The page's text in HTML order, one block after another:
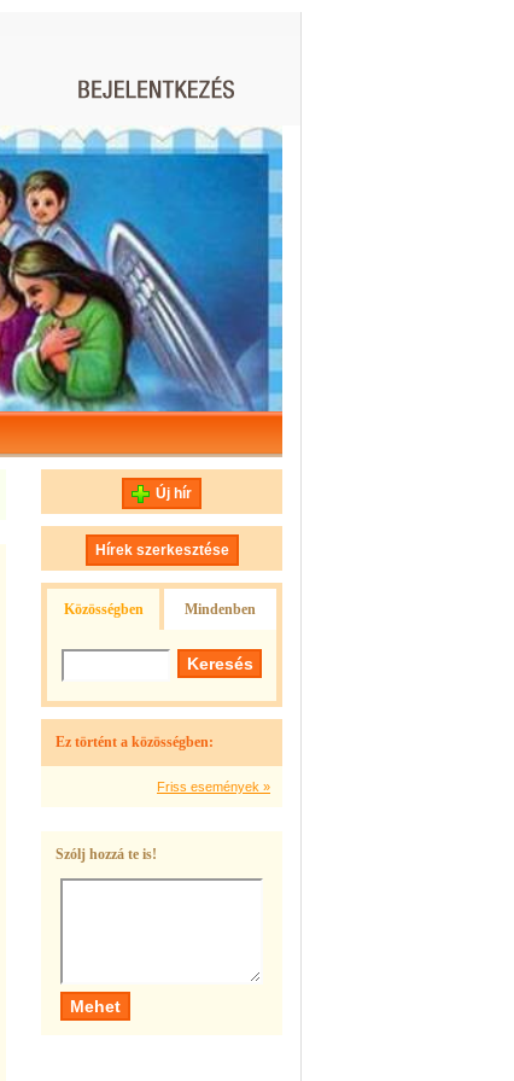
Új hír
Hírek szerkesztése
Közösségben Mindenben
Ez történt a közösségben:
Friss események »
Szólj hozzá te is!